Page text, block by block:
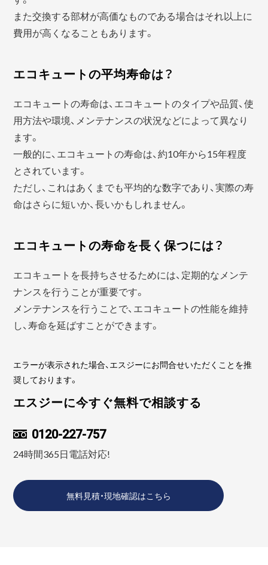
また交換する部材が高価なものである場合はそれ以上に
費用が高くなることもあります。
エコキュートの平均寿命は？
エコキュートの寿命は、エコキュートのタイプや品質、使
用方法や環境、メンテナンスの状況などによって異なり
ます。
一般的に、エコキュートの寿命は、約10年から15年程度
とされています。
ただし、これはあくまでも平均的な数字であり、実際の寿
命はさらに短いか、長いかもしれません。
エコキュートの寿命を長く保つには？
エコキュートを長持ちさせるためには、定期的なメンテ
ナンスを行うことが重要です。
メンテナンスを行うことで、エコキュートの性能を維持
し、寿命を延ばすことができます。
エラーが表示された場合、エスジーにお問合せいただくことを推
奨しております。
エスジーに今すぐ無料で相談する
0120-227-757
24時間365日電話対応!
無料見積・現地確認はこちら